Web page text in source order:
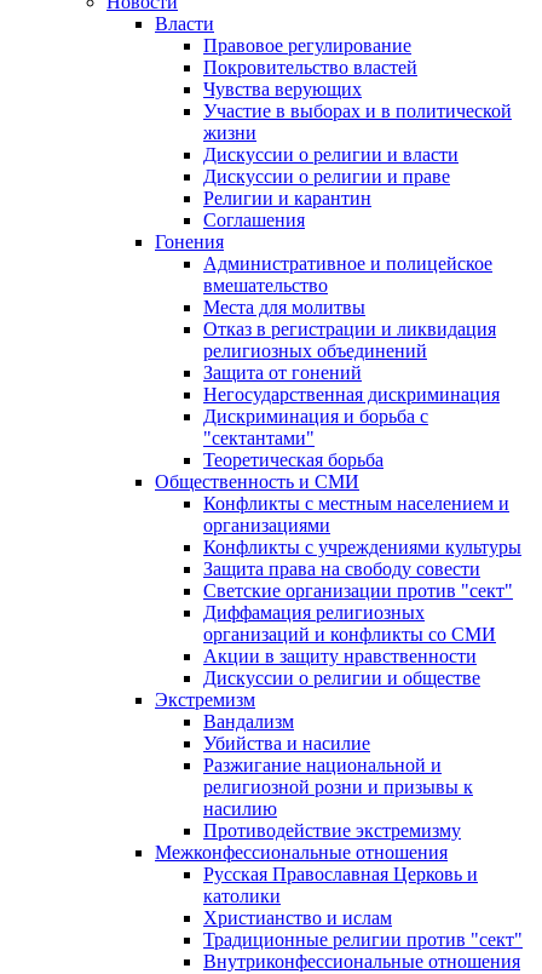
Власти
Правовое регулирование
Покровительство властей
Чувства верующих
Участие в выборах и в политической
жизни
Дискуссии о религии и власти
Дискуссии о религии и праве
Религии и карантин
Соглашения
Гонения
Административное и полицейское
вмешательство
Места для молитвы
Отказ в регистрации и ликвидация
религиозных объединений
Защита от гонений
Негосударственная дискриминация
Дискриминация и борьба с
"сектантами"
Теоретическая борьба
Общественность и СМИ
Конфликты с местным населением и
организациями
Конфликты с учреждениями культуры
Защита права на свободу совести
Светские организации против "сект"
Диффамация религиозных
организаций и конфликты со СМИ
Акции в защиту нравственности
Дискуссии о религии и обществе
Экстремизм
Вандализм
Убийства и насилие
Разжигание национальной и
религиозной розни и призывы к
насилию
Противодействие экстремизму
Межконфессиональные отношения
Русская Православная Церковь и
католики
Христианство и ислам
Традиционные религии против "сект"
Внутриконфессиональные отношения